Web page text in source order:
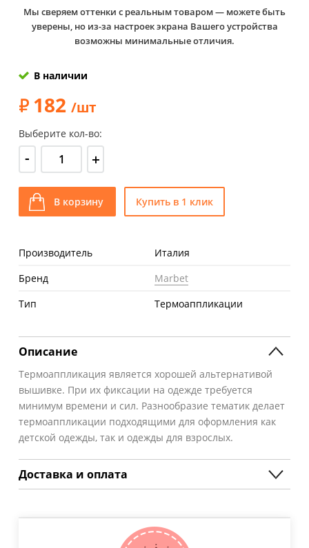
Мы сверяем оттенки с реальным товаром — можете быть
уверены, но из-за настроек экрана Вашего устройства
возможны минимальные отличия.
В наличии
182 /шт
Выберите кол-во:
- +
В корзину Купить в 1 клик
Производитель
Италия
Бренд
Marbet
Тип
Термоаппликации
Описание
Термоаппликация является хорошей альтернативой
вышивке. При их фиксации на одежде требуется
минимум времени и сил. Разнообразие тематик делает
термоаппликации подходящими для оформления как
детской одежды, так и одежды для взрослых.
Доставка и оплата